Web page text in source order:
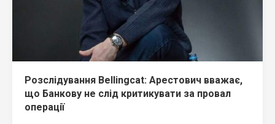
Розслідування Bellingcat: Арестович вважає,
що Банкову не слід критикувати за провал
операції